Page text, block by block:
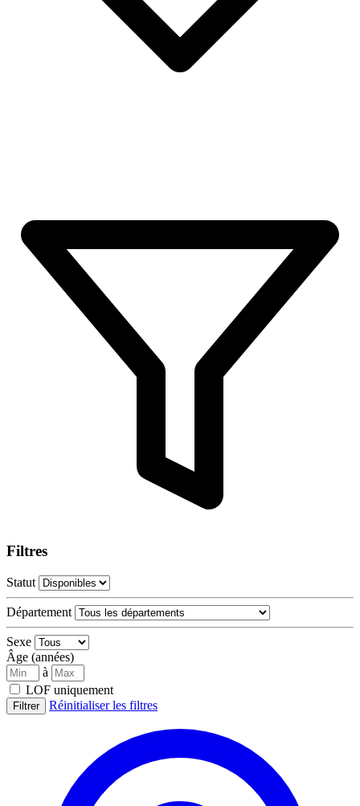
Filtres
Statut
Département
Sexe
Âge (années)
à
LOF uniquement
Filtrer Réinitialiser les filtres